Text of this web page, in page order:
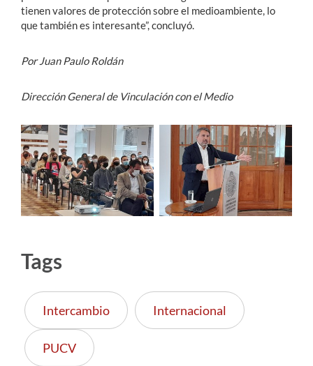
tienen valores de protección sobre el medioambiente, lo
que también es interesante”, concluyó.
Por Juan Paulo Roldán
Dirección General de Vinculación con el Medio
Tags
Intercambio Internacional
PUCV